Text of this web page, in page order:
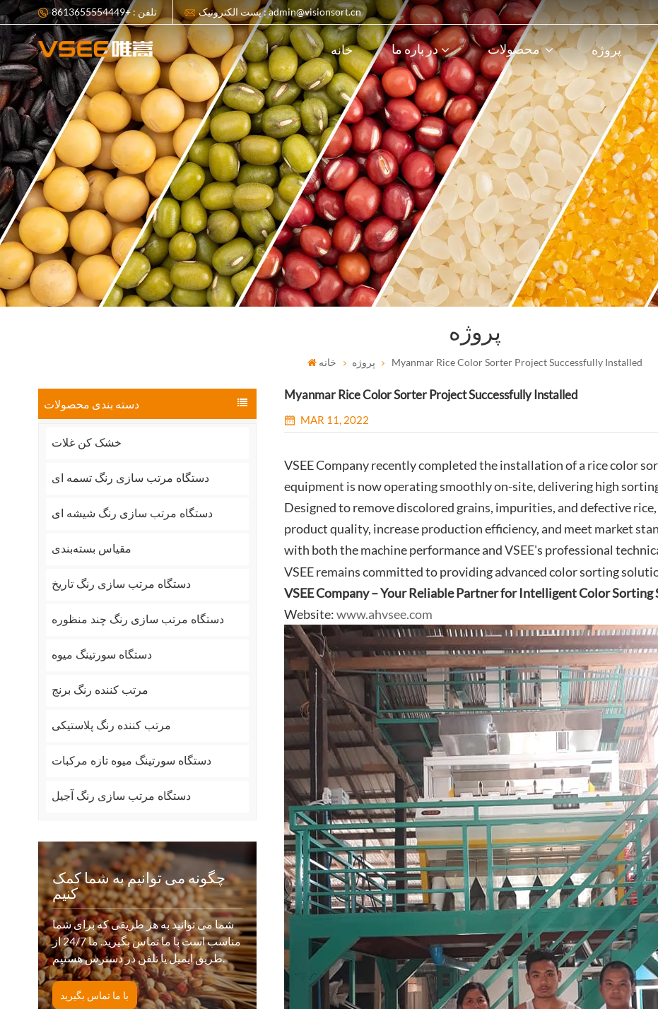
تلفن : +8613655554449 پست الکترونیک : admin@visionsort.cn
خانه در باره ما محصولات پروژه
پروژه
خانه پروژه Myanmar Rice Color Sorter Project Successfully Installed
دسته بندی محصولات
خشک کن غلات
دستگاه مرتب سازی رنگ تسمه ای
دستگاه مرتب سازی رنگ شیشه ای
مقیاس بسته‌بندی
دستگاه مرتب سازی رنگ تاریخ
دستگاه مرتب سازی رنگ چند منظوره
دستگاه سورتینگ میوه
مرتب کننده رنگ برنج
مرتب کننده رنگ پلاستیکی
دستگاه سورتینگ میوه تازه مرکبات
دستگاه مرتب سازی رنگ آجیل
چگونه می توانیم به شما کمک
کنیم
شما می توانید به هر طریقی که برای شما
مناسب است با ما تماس بگیرید. ما 24/7 از
طریق ایمیل یا تلفن در دسترس هستیم.
با ما تماس بگیرید
Myanmar Rice Color Sorter Project Successfully Installed
MAR 11, 2022
VSEE Company recently completed the installation of a rice color
equipment is now operating smoothly on-site, delivering high
Designed to remove discolored grains, impurities, and defective
product quality, increase production efficiency, and meet market
with both the machine performance and VSEE's professional
VSEE remains committed to providing advanced color sorting
VSEE Company – Your Reliable Partner for Intelligent Color Sorting
Website:www.ahvsee.com